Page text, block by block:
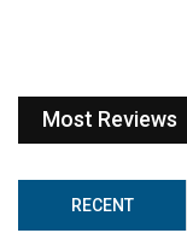
Most Reviews
RECENT